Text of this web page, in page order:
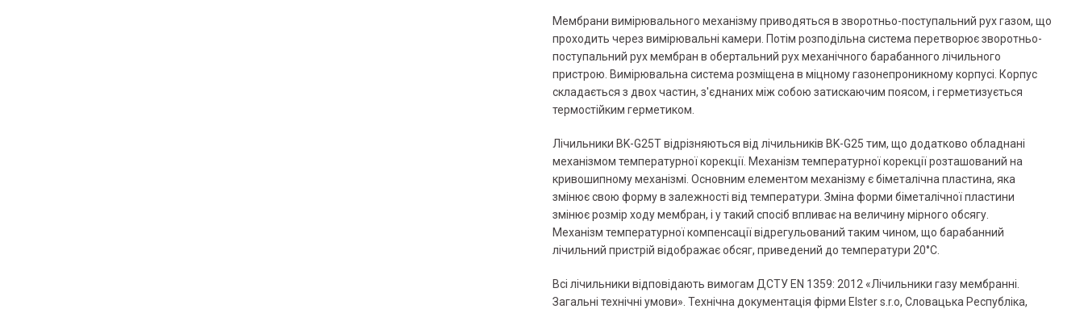
Мембрани вимірювального механізму приводяться в зворотньо-поступальний рух газом, що
проходить через вимірювальні камери. Потім розподільна система перетворює зворотньо-
поступальний рух мембран в обертальний рух механічного барабанного лічильного
пристрою. Вимірювальна система розміщена в міцному газонепроникному корпусі. Корпус
складається з двох частин, з'єднаних між собою затискаючим поясом, і герметизується
термостійким герметиком.
Лічильники BK-G25T відрізняються від лічильників BK-G25 тим, що додатково обладнані
механізмом температурної корекції. Механізм температурної корекції розташований на
кривошипному механізмі. Основним елементом механізму є біметалічна пластина, яка
змінює свою форму в залежності від температури. Зміна форми біметалічної пластини
змінює розмір ходу мембран, і у такий спосіб впливає на величину мірного обсягу.
Механізм температурної компенсації відрегульований таким чином, що барабанний
лічильний пристрій відображає обсяг, приведений до температури 20°С.
Всі лічильники відповідають вимогам ДСТУ EN 1359: 2012 «Лічильники газу мембранні.
Загальні технічні умови». Технічна документація фірми Elster s.r.o, Словацька Республіка,